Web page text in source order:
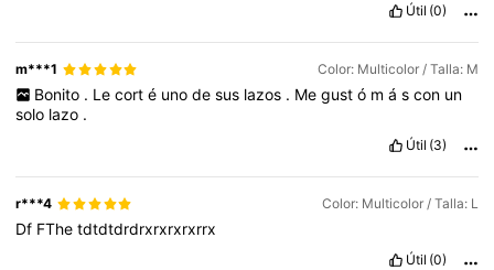
Útil (0)
m***1 Color: Multicolor / Talla: M
Bonito . Le cort é uno de sus lazos . Me gust ó m á s con un
solo lazo .
Útil (3)
r***4 Color: Multicolor / Talla: L
Df FThetdtdtdrdrxrxrxrxrrx
Útil (0)